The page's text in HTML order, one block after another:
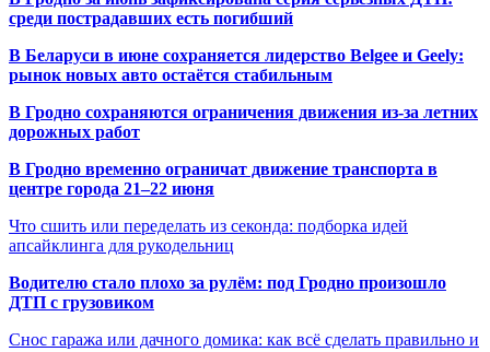
среди пострадавших есть погибший
В Беларуси в июне сохраняется лидерство Belgee и Geely:
рынок новых авто остаётся стабильным
В Гродно сохраняются ограничения движения из-за летних
дорожных работ
В Гродно временно ограничат движение транспорта в
центре города 21–22 июня
Что сшить или переделать из секонда: подборка идей
апсайклинга для рукодельниц
Водителю стало плохо за рулём: под Гродно произошло
ДТП с грузовиком
Снос гаража или дачного домика: как всё сделать правильно и